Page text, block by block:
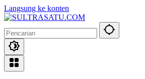
Langsung ke konten